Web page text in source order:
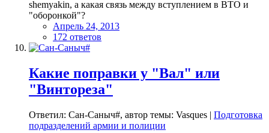
shemyakin, а какая связь между вступлением в ВТО и
"оборонкой"?
Апрель 24, 2013
172 ответов
Какие поправки у "Вал" или
"Винтореза"
Ответил: Сан-Саныч#, автор темы: Vasques | Подготовка
подразделений армии и полиции